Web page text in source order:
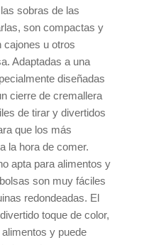
sobras de las
son compactas y
cajones u otros
Adaptadas a una
diseñadas
cierre de cremallera
de tirar y divertidos
que los más
la hora de comer.
apta para alimentos y
son muy fáciles
redondeadas. El
toque de color,
y puede